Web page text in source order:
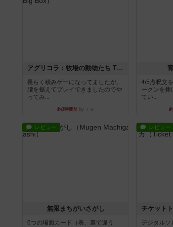
アグリコラ：牧場の動物たち THE BIG BOX
長らく積みゲーになってましたが、
腰を据えてプレイできましたのでや
ってみ...
約3時間前by くみ
4/5点呪文
ークンを捧
てい...
レビュー
無限まちがいさがし
6つの場面カード（表、裏で違う
レビュー
デジタルソ